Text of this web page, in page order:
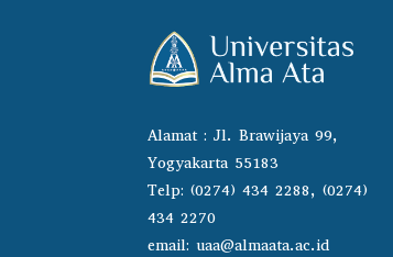
Alamat : Jl. Brawijaya 99,
Yogyakarta 55183
Telp: (0274) 434 2288, (0274)
434 2270
email:uaa@almaata.ac.id